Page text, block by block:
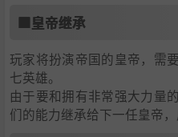
■皇帝继承
玩家将扮演帝国的皇帝，需
七英雄。
由于要和拥有非常强大力量
们的能力继承给下一任皇帝